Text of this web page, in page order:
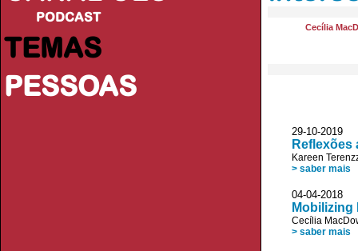
PODCAST
TEMAS
PESSOAS
Cecília
29-10-
Reflexões
Kareen
> saber mais
04-04-
Cecília
> saber mais